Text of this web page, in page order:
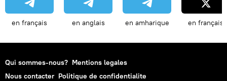
en français en anglais en amharique en français
Qui sommes-nous? Mentions legales
Nous contacter Politique de confidentialite